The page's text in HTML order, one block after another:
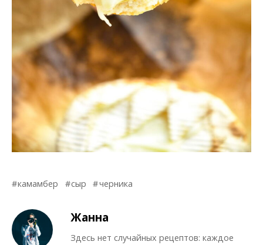
камамбер сыр черника
Жанна
Здесь нет случайных рецептов: каждое